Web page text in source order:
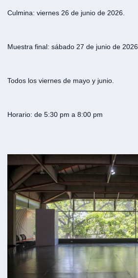
Culmina: viernes 26 de junio de 2026.
Muestra final: sábado 27 de junio de 2026.
Todos los viernes de mayo y junio.
Horario: de 5:30 pm a 8:00 pm